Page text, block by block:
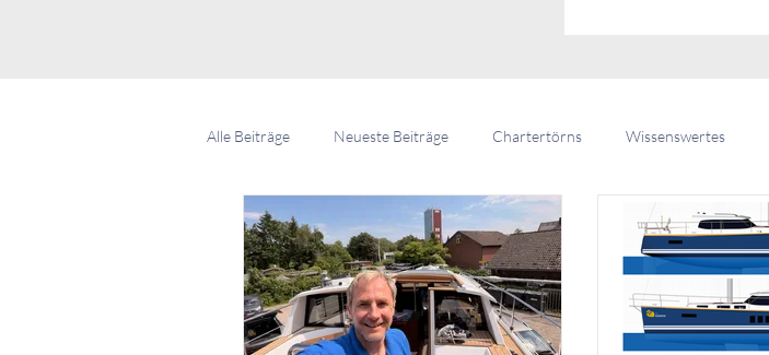
Alle Beiträge Neueste Beiträge Chartertörns Wissenswertes
Leben an Bord Medien & Storytelling Community & Crew